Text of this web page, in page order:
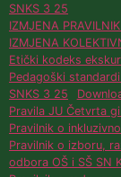
SNKS 3 25
IZMJENA
IZMJENA
Etički kodeks
Pedagoški
SNKS 3 25
Pravila JU Četvrta
Pravilnik o
Pravilnik o izboru,
odbora OŠ i SŠ SN